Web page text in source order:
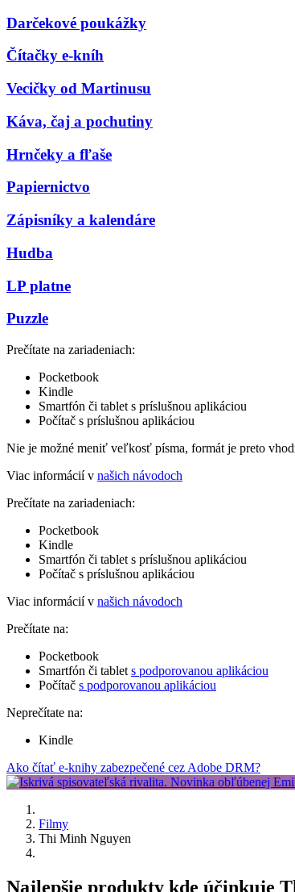
Darčekové poukážky
Čítačky e-kníh
Vecičky od Martinusu
Káva, čaj a pochutiny
Hrnčeky a fľaše
Papiernictvo
Zápisníky a kalendáre
Hudba
LP platne
Puzzle
Prečítate na zariadeniach:
Pocketbook
Kindle
Smartfón či tablet s príslušnou aplikáciou
Počítač s príslušnou aplikáciou
Nie je možné meniť veľkosť písma, formát je preto
Viac informácií v našich návodoch
Prečítate na zariadeniach:
Pocketbook
Kindle
Smartfón či tablet s príslušnou aplikáciou
Počítač s príslušnou aplikáciou
Viac informácií v našich návodoch
Prečítate na:
Pocketbook
Smartfón či tablet s podporovanou aplikáciou
Počítač s podporovanou aplikáciou
Neprečítate na:
Kindle
Ako čítať e-knihy zabezpečené cez Adobe DRM?
Filmy
Thi Minh Nguyen
Najlepšie produkty kde účinkuje